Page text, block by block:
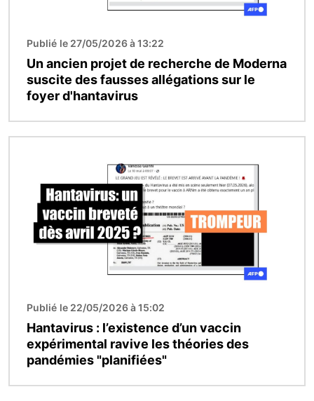
Publié le 27/05/2026 à 13:22
Un ancien projet de recherche de Moderna
suscite des fausses allégations sur le
foyer d'hantavirus
Publié le 22/05/2026 à 15:02
Hantavirus : l’existence d’un vaccin
expérimental ravive les théories des
pandémies "planifiées"